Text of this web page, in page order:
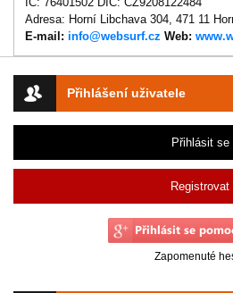
Přihlášení uživatele
Přihlásit se
Registrovat
Zapomenuté
Adresa: Horní Libchava 304, 471 11
E-mail: info@websurf.cz Web: